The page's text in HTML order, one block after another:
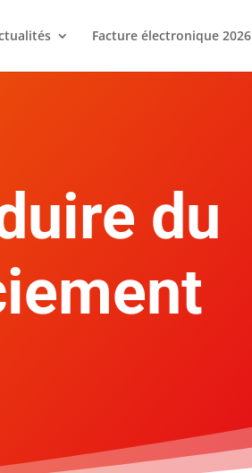
Facture électronique 2026
du